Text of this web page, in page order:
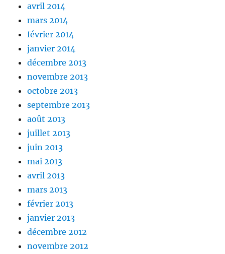
avril 2014
mars 2014
février 2014
janvier 2014
décembre 2013
novembre 2013
octobre 2013
septembre 2013
août 2013
juillet 2013
juin 2013
mai 2013
avril 2013
mars 2013
février 2013
janvier 2013
décembre 2012
novembre 2012